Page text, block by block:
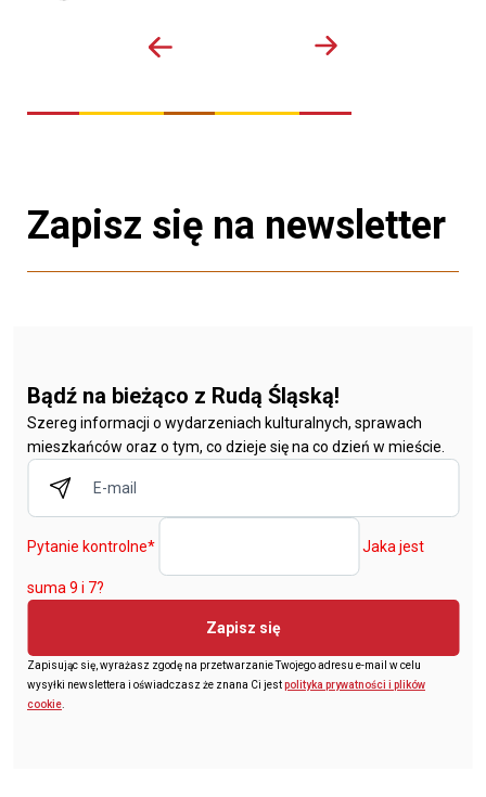
Zapisz się na newsletter
Bądź na bieżąco z Rudą Śląską!
Szereg informacji o wydarzeniach kulturalnych, sprawach
mieszkańców oraz o tym, co dzieje się na co dzień w mieście.
Pytanie kontrolne* Jaka jest
suma 9 i 7?
Zapisz się
Zapisując się, wyrażasz zgodę na przetwarzanie Twojego adresu e-mail w celu
wysyłki newslettera i oświadczasz że znana Ci jestpolityka prywatności i plików
cookie